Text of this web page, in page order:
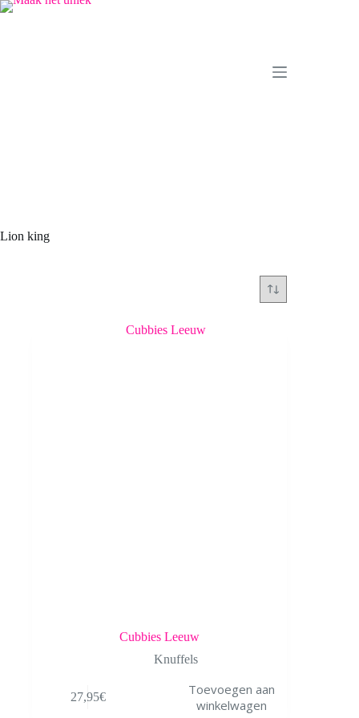
Ga
Lion king
Cubbies Leeuw
Knuffels
27,95€
Toevoegen aan
winkelwagen